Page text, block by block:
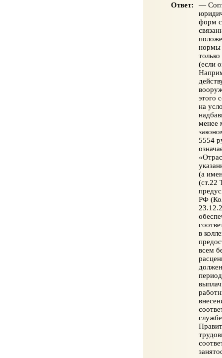
Ответ:
—
форм
нормы
(если
этого
на
менее
5554
(а
(ст.22
РФ
в
всем